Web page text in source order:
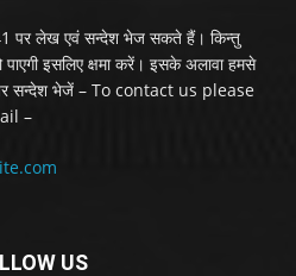
पर लेख एवं सन्देश भेज सकते हैं। किन्तु
इसलिए क्षमा करें। इसके अलावा हमसे
सन्देश भेजें – To contact us please
–
US